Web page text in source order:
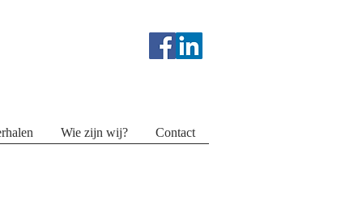
Wie zijn wij? Contact